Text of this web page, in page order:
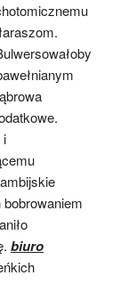
i
biuro